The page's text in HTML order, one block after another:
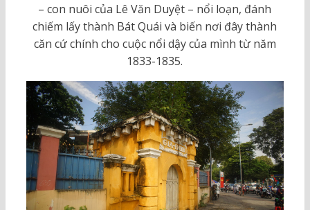
– con nuôi của Lê Văn Duyệt – nổi loạn, đánh
chiếm lấy thành Bát Quái và biến nơi đây thành
căn cứ chính cho cuộc nổi dậy của mình từ năm
1833-1835.